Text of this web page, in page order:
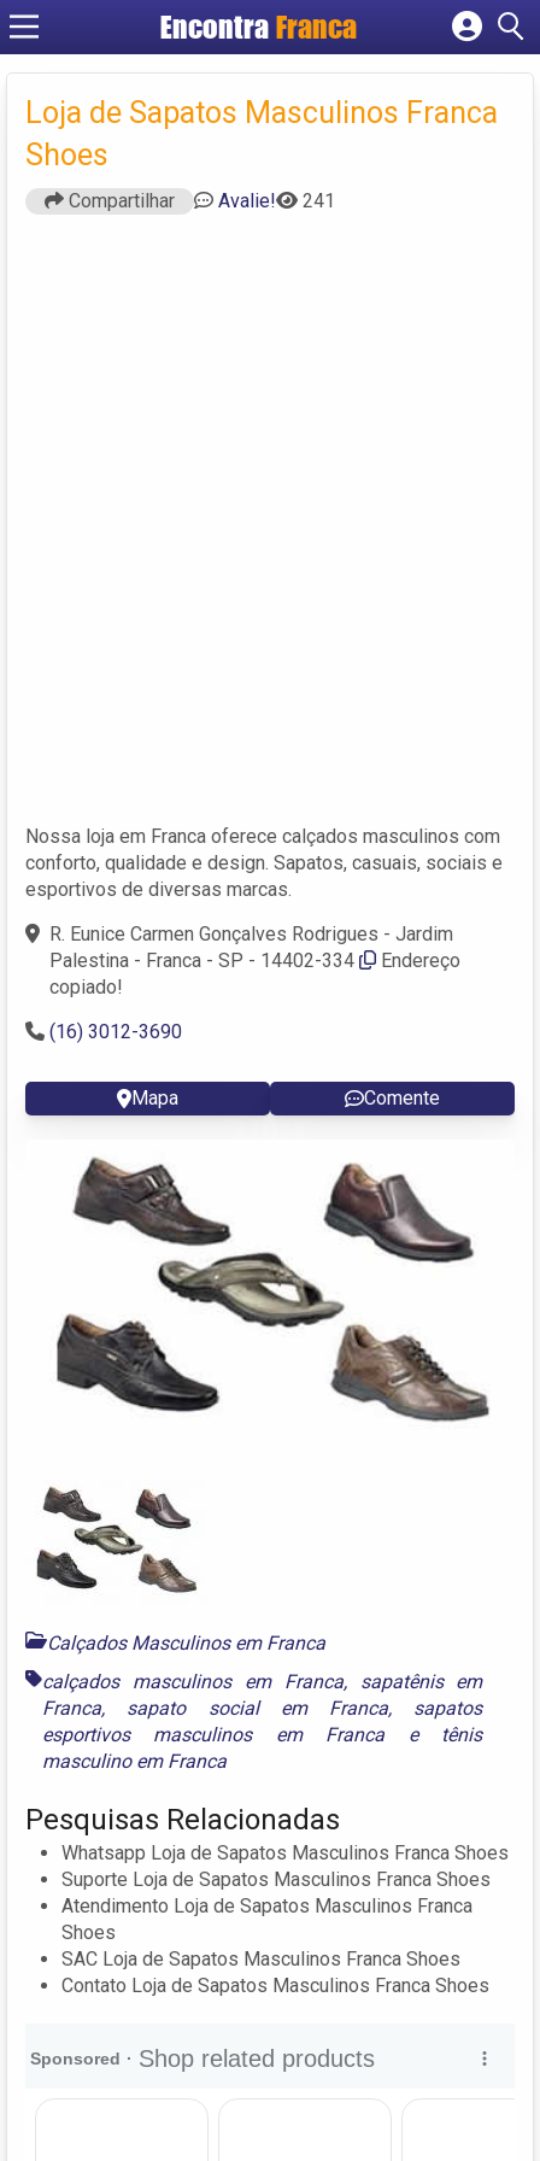
Encontra Franca
Cadastrar empresa
Criar conta
Loja de Sapatos Masculinos Franca
Shoes
Compartilhar Avalie! 241
Nossa loja em Franca oferece calçados masculinos com
conforto, qualidade e design. Sapatos, casuais, sociais e
esportivos de diversas marcas.
R. Eunice Carmen Gonçalves Rodrigues - Jardim
Palestina - Franca - SP - 14402-334
Endereço
copiado!
(16) 3012-3690
Mapa Comente
Calçados Masculinos em Franca
calçados masculinos em Franca, sapatênis em
Franca, sapato social em Franca, sapatos
esportivos masculinos em Franca e tênis
masculino em Franca
Pesquisas Relacionadas
Whatsapp Loja de Sapatos Masculinos Franca Shoes
Suporte Loja de Sapatos Masculinos Franca Shoes
Atendimento Loja de Sapatos Masculinos Franca
Shoes
SAC Loja de Sapatos Masculinos Franca Shoes
Contato Loja de Sapatos Masculinos Franca Shoes